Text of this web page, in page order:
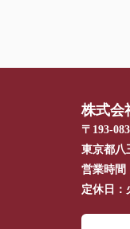
株式会
〒193-
東京都八
営業時間
定休日：